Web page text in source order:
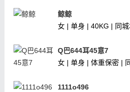
鲸鲸
女 | 单身 | 40KG | 同城
Q巴644耳45意7
女 | 单身 | 体重保密 |
1111o496